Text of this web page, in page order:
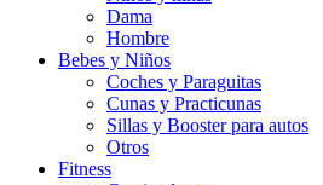
Dama
Hombre
Bebes y Niños
Coches y Paraguitas
Cunas y Practicunas
Sillas y Booster para autos
Otros
Fitness